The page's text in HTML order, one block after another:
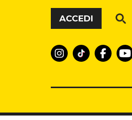
Vai al contenuto
ACCEDI